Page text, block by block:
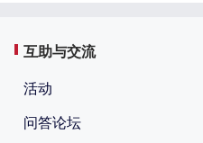
互助与交流
活动
问答论坛